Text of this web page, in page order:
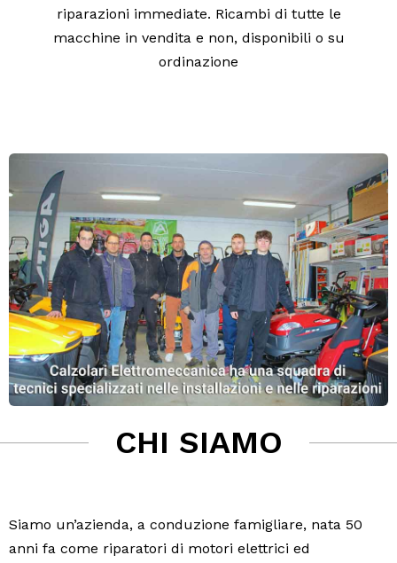
riparazioni immediate. Ricambi di tutte le
macchine in vendita e non, disponibili o su
ordinazione
CHI SIAMO
Siamo un’azienda, a conduzione famigliare, nata 50
anni fa come riparatori di motori elettrici ed